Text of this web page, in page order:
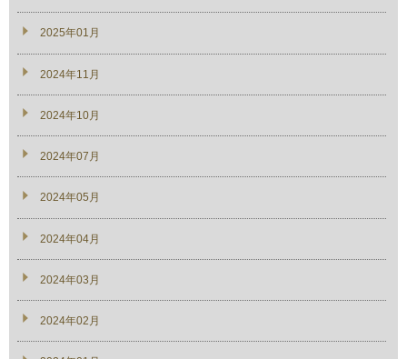
2025年01月
2024年11月
2024年10月
2024年07月
2024年05月
2024年04月
2024年03月
2024年02月